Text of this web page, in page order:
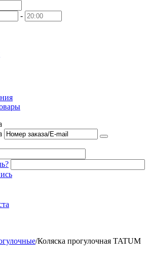
-
/Коляска прогулочная TATUM